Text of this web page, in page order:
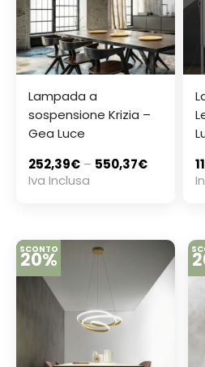
Lampada a
sospensione Krizia –
Gea Luce
252,39€ – 550,37€
Iva Inclusa
SCONTO
20%